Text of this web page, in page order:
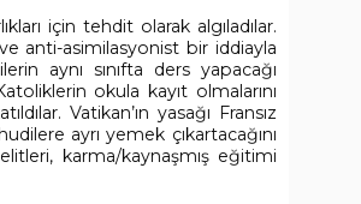
için tehdit olarak algıladılar.
anti-asimilasyonist bir iddiayla
aynı sınıfta ders yapacağı
okula kayıt olmalarını
Vatikan’ın yasağı Fransız
ayrı yemek çıkartacağını
karma/kaynaşmış eğitimi